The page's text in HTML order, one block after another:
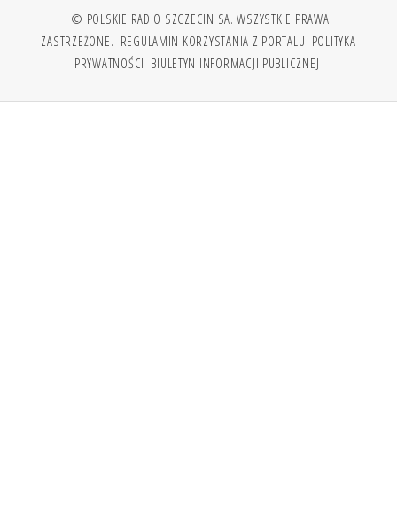
© POLSKIE RADIO SZCZECIN SA. WSZYSTKIE PRAWA
ZASTRZEŻONE. REGULAMIN KORZYSTANIA Z PORTALU POLITYKA
PRYWATNOŚCI BIULETYN INFORMACJI PUBLICZNEJ